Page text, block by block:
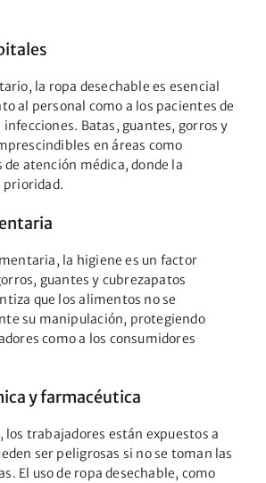
la ropa desechable es esencial
al personal como a los pacientes de
infecciones. Batas, guantes, gorros y
en áreas como
de atención médica, donde la
prioridad.
la higiene es un factor
guantes y cubrezapatos
que los alimentos no se
su manipulación, protegiendo
como a los consumidores
y farmacéutica
los trabajadores están expuestos a
ser peligrosas si no se toman las
El uso de ropa desechable, como